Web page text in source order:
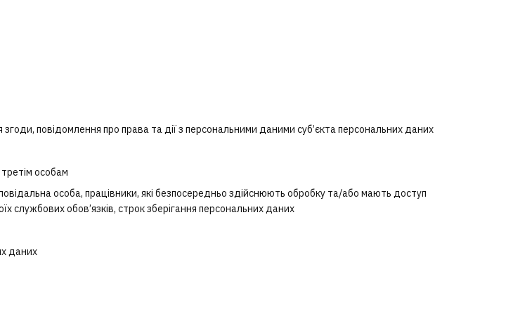
повідомлення про права та дії з персональними даними суб’єкта персональних даних
особам
особа, працівники, які безпосередньо здійснюють обробку та/або мають доступ
службових обов’язків, строк зберігання персональних даних
даних